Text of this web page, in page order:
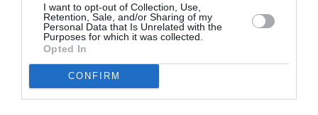
I want to opt-out of Collection, Use,
Retention, Sale, and/or Sharing of my
Personal Data that Is Unrelated with the
Purposes for which it was collected.
Opted In
CONFIRM
arrivées plus longues, des correspondances à risque
Flynas ouvre une ligne directe entre Médine et
Bruxelles